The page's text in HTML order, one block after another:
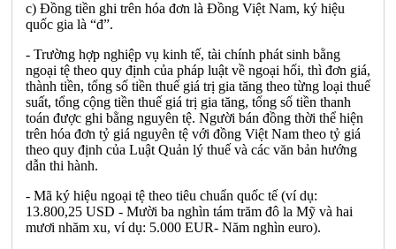
c) Đồng tiền ghi trên hóa đơn là Đồng Việt Nam, ký hiệu
quốc gia là “đ”.
- Trường hợp nghiệp vụ kinh tế, tài chính phát sinh bằng
ngoại tệ theo quy định của pháp luật về ngoại hối, thì đơn giá,
thành tiền, tổng số tiền thuế giá trị gia tăng theo từng loại thuế
suất, tổng cộng tiền thuế giá trị gia tăng, tổng số tiền thanh
toán được ghi bằng nguyên tệ. Người bán đồng thời thể hiện
trên hóa đơn tỷ giá nguyên tệ với đồng Việt Nam theo tỷ giá
theo quy định của Luật Quản lý thuế và các văn bản hướng
dẫn thi hành.
- Mã ký hiệu ngoại tệ theo tiêu chuẩn quốc tế (ví dụ:
13.800,25 USD - Mười ba nghìn tám trăm đô la Mỹ và hai
mươi nhăm xu, ví dụ: 5.000 EUR- Năm nghìn euro).